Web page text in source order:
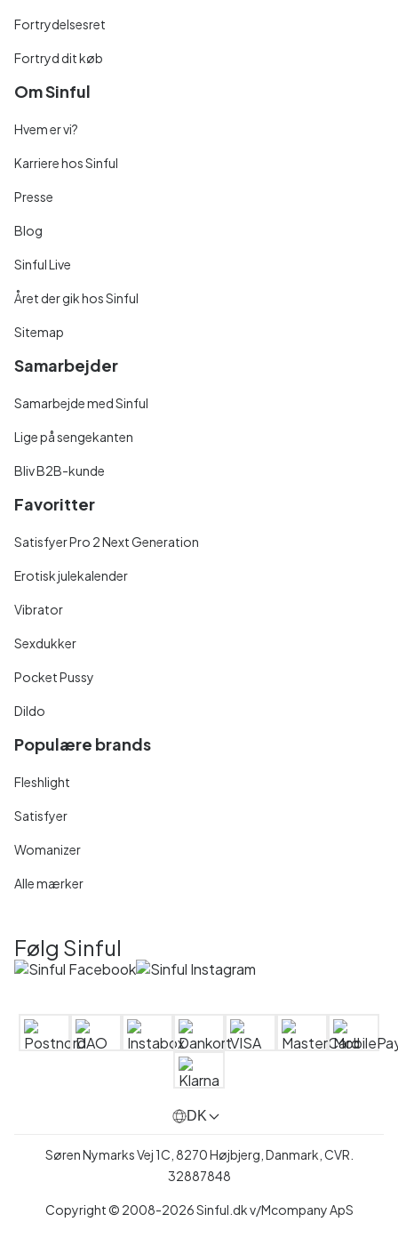
Fortrydelsesret
Fortryd dit køb
Om Sinful
Hvem er vi?
Karriere hos Sinful
Presse
Blog
Sinful Live
Året der gik hos Sinful
Sitemap
Samarbejder
Samarbejde med Sinful
Lige på sengekanten
Bliv B2B-kunde
Favoritter
Satisfyer Pro 2 Next Generation
Erotisk julekalender
Vibrator
Sexdukker
Pocket Pussy
Dildo
Populære brands
Fleshlight
Satisfyer
Womanizer
Alle mærker
Følg Sinful
DK
Søren Nymarks Vej 1C, 8270 Højbjerg, Danmark, CVR.
32887848
Copyright © 2008-2026 Sinful.dk v/Mcompany ApS